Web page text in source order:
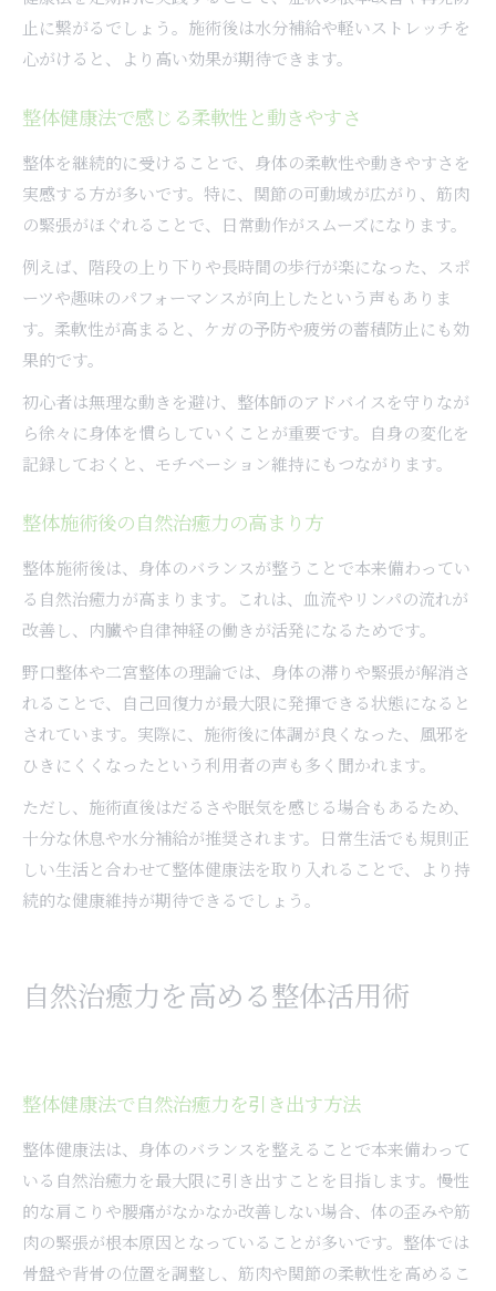
止に繋がるでしょう。施術後は水分補給や軽いストレッチを
心がけると、より高い効果が期待できます。
整体健康法で感じる柔軟性と動きやすさ
整体を継続的に受けることで、身体の柔軟性や動きやすさを
実感する方が多いです。特に、関節の可動域が広がり、筋肉
の緊張がほぐれることで、日常動作がスムーズになります。
例えば、階段の上り下りや長時間の歩行が楽になった、スポ
ーツや趣味のパフォーマンスが向上したという声もありま
す。柔軟性が高まると、ケガの予防や疲労の蓄積防止にも効
果的です。
初心者は無理な動きを避け、整体師のアドバイスを守りなが
ら徐々に身体を慣らしていくことが重要です。自身の変化を
記録しておくと、モチベーション維持にもつながります。
整体施術後の自然治癒力の高まり方
整体施術後は、身体のバランスが整うことで本来備わってい
る自然治癒力が高まります。これは、血流やリンパの流れが
改善し、内臓や自律神経の働きが活発になるためです。
野口整体や二宮整体の理論では、身体の滞りや緊張が解消さ
れることで、自己回復力が最大限に発揮できる状態になると
されています。実際に、施術後に体調が良くなった、風邪を
ひきにくくなったという利用者の声も多く聞かれます。
ただし、施術直後はだるさや眠気を感じる場合もあるため、
十分な休息や水分補給が推奨されます。日常生活でも規則正
しい生活と合わせて整体健康法を取り入れることで、より持
続的な健康維持が期待できるでしょう。
自然治癒力を高める整体活用術
整体健康法で自然治癒力を引き出す方法
整体健康法は、身体のバランスを整えることで本来備わって
いる自然治癒力を最大限に引き出すことを目指します。慢性
的な肩こりや腰痛がなかなか改善しない場合、体の歪みや筋
肉の緊張が根本原因となっていることが多いです。整体では
骨盤や背骨の位置を調整し、筋肉や関節の柔軟性を高めるこ